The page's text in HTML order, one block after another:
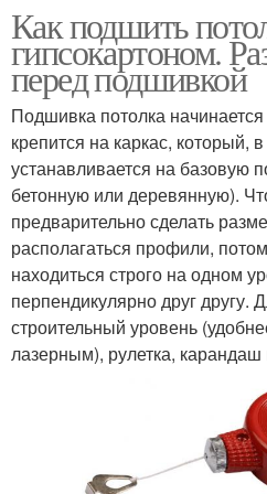
Как подшить
гипсокартоном.
перед подшивкой
Подшивка потолка начинается
крепится на каркас, который,
устанавливается на базовую
бетонную или деревянную).
предварительно сделать
располагаться профили,
находиться строго на одном
перпендикулярно друг другу.
строительный уровень
лазерным), рулетка,